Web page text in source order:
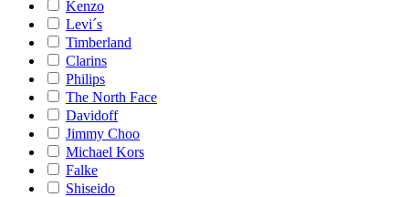
Kenzo
Levi´s
Timberland
Clarins
Philips
The North Face
Davidoff
Jimmy Choo
Michael Kors
Falke
Shiseido